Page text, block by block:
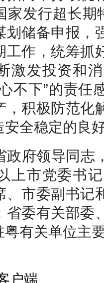
家发行超长期
划储备申报，
工作，统筹抓
激发投资和
不下”的责任
，积极防范化
全稳定的良
政府领导同志
上市党委书
、市委副书记
省委有关部委
粤有关单位主
户端